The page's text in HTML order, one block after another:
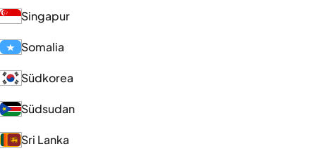
Singapur
Somalia
Südkorea
Südsudan
Sri Lanka